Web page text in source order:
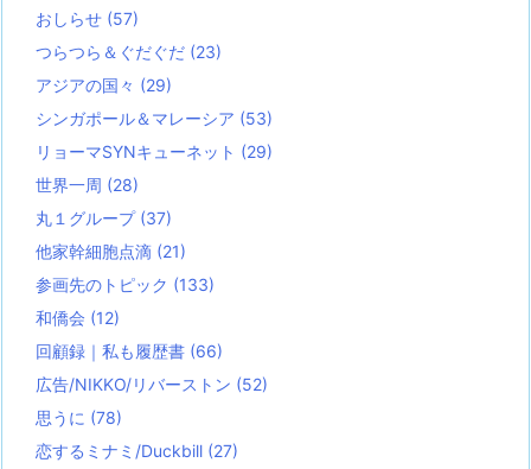
おしらせ (57)
つらつら＆ぐだぐだ (23)
アジアの国々 (29)
シンガポール＆マレーシア (53)
リョーマSYNキューネット (29)
世界一周 (28)
丸１グループ (37)
他家幹細胞点滴 (21)
参画先のトピック (133)
和僑会 (12)
回顧録｜私も履歴書 (66)
広告/NIKKO/リバーストン (52)
思うに (78)
恋するミナミ/Duckbill (27)